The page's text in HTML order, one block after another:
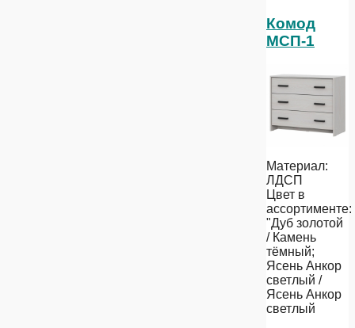
Комод
МСП-1
Материал:
ЛДСП
Цвет в
ассортименте:
"Дуб золотой
/ Камень
тёмный;
Ясень Анкор
светлый /
Ясень Анкор
светлый